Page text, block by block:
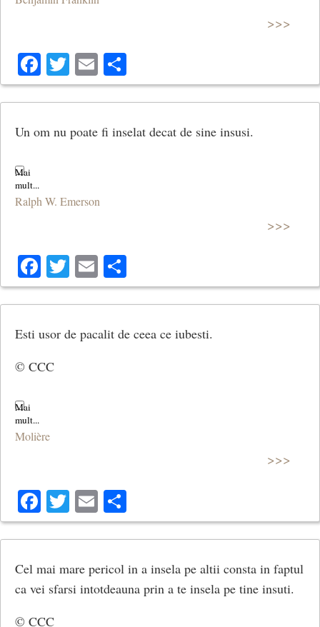
>>>
Facebook
Twitter
Email
Un om nu poate fi inselat decat de sine insusi.
Ralph W. Emerson
>>>
Facebook
Twitter
Email
Esti usor de pacalit de ceea ce iubesti.
© CCC
Molière
>>>
Facebook
Twitter
Email
Cel mai mare pericol in a insela pe altii consta in faptul
ca vei sfarsi intotdeauna prin a te insela pe tine insuti.
© CCC